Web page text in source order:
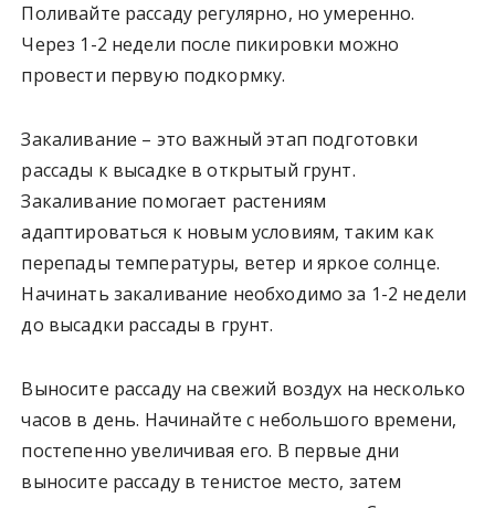
Поливайте рассаду регулярно, но умеренно.
Через 1-2 недели после пикировки можно
провести первую подкормку.
Закаливание – это важный этап подготовки
рассады к высадке в открытый грунт.
Закаливание помогает растениям
адаптироваться к новым условиям, таким как
перепады температуры, ветер и яркое солнце.
Начинать закаливание необходимо за 1-2 недели
до высадки рассады в грунт.
Выносите рассаду на свежий воздух на несколько
часов в день. Начинайте с небольшого времени,
постепенно увеличивая его. В первые дни
выносите рассаду в тенистое место, затем